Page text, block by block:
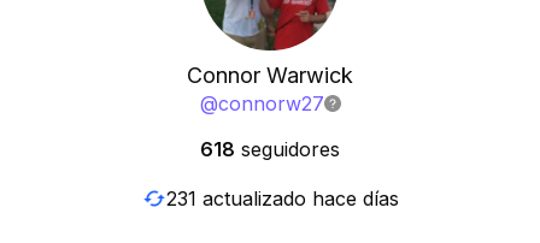
Connor Warwick
@connorw27
618 seguidores
231 actualizado hace días